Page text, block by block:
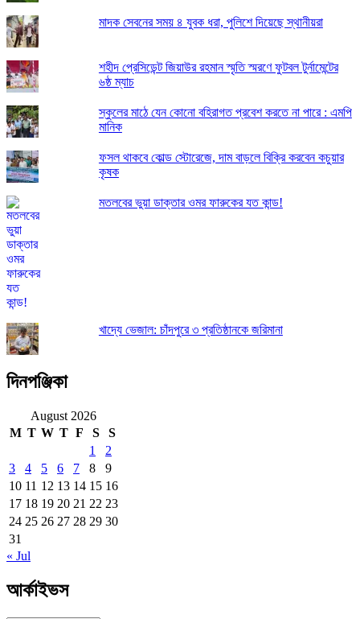
মাদক সেবনের সময় ৪ যুবক ধরা, পুলিশে দিয়েছে স্থানীয়রা
শহীদ প্রেসিডেন্ট জিয়াউর রহমান স্মৃতি স্মরণে ফুটবল টুর্নামেন্টের
৬ষ্ঠ ম্যাচ
স্কুলের মাঠে যেন কোনো বহিরাগত প্রবেশ করতে না পারে : এমপি
মানিক
ফসল থাকবে কোল্ড স্টোরেজে, দাম বাড়লে বিক্রি করবেন কচুয়ার
কৃষক
মতলবের ভুয়া ডাক্তার ওমর ফারুকের যত কান্ড!
খাদ্যে ভেজাল: চাঁদপুরে ৩ প্রতিষ্ঠানকে জরিমানা
দিনপঞ্জিকা
August 2026
M T W T F S
S
1
2
3
4 5 6 7 8
9
10 11 12 13 14 15 16
17 18 19 20 21 22 23
24 25 26 27 28 29 30
31
« Jul
আর্কাইভস